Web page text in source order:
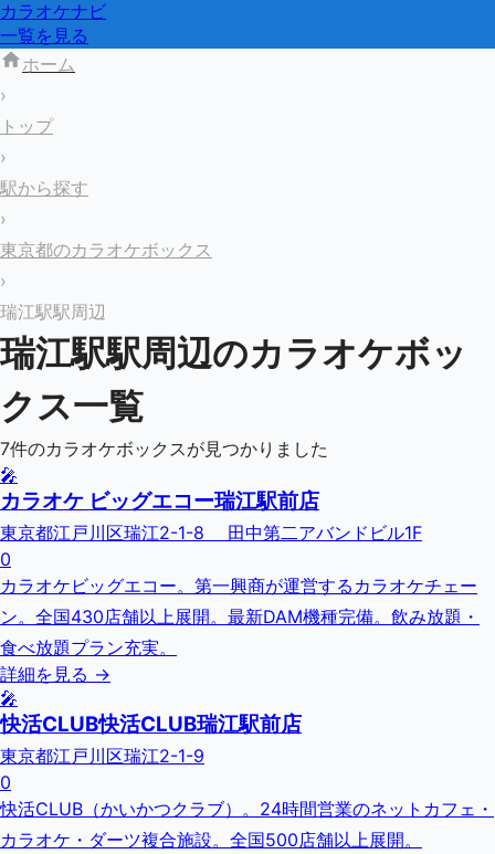
カラオケナビ
一覧を見る
ホーム
›
トップ
›
駅から探す
›
東京都のカラオケボックス
›
瑞江駅駅周辺
瑞江駅駅周辺のカラオケボッ
クス一覧
7件のカラオケボックスが見つかりました
🎤
カラオケ ビッグエコー瑞江駅前店
東京都江戸川区瑞江2-1-8 田中第二アバンドビル1F
0
カラオケビッグエコー。第一興商が運営するカラオケチェー
ン。全国430店舗以上展開。最新DAM機種完備。飲み放題・
食べ放題プラン充実。
詳細を見る →
🎤
快活CLUB快活CLUB瑞江駅前店
東京都江戸川区瑞江2-1-9
0
快活CLUB（かいかつクラブ）。24時間営業のネットカフェ・
カラオケ・ダーツ複合施設。全国500店舗以上展開。